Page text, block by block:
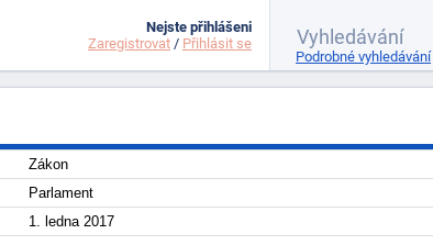
Zákon
Parlament
1. ledna 2017
Nejste přihlášeni
Zaregistrovat / Přihlásit se
Podrobné vyhledávání